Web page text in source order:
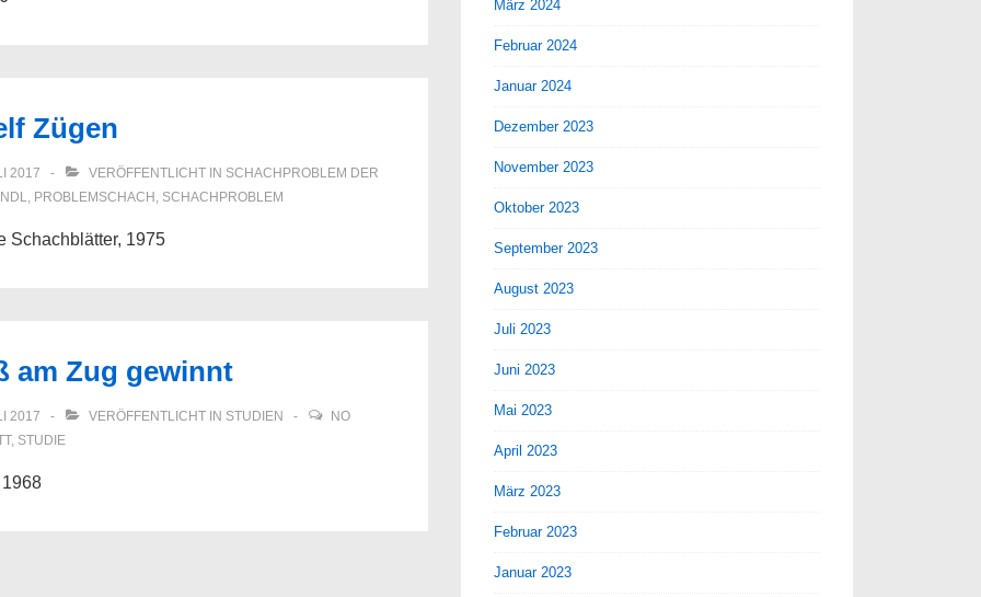
Zügen
2017 VERÖFFENTLICHT IN SCHACHPROBLEM DER
, PROBLEMSCHACH , SCHACHPROBLEM
Schachblätter, 1975
am Zug gewinnt
2017 VERÖFFENTLICHT IN STUDIEN
NO
, STUDIE
März 2024
Februar 2024
Januar 2024
Dezember 2023
November 2023
Oktober 2023
September 2023
August 2023
Juli 2023
Juni 2023
Mai 2023
April 2023
März 2023
Februar 2023
Januar 2023